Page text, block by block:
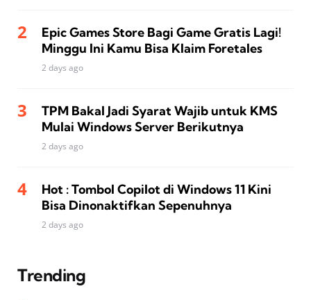
Epic Games Store Bagi Game Gratis Lagi!
Minggu Ini Kamu Bisa Klaim Foretales
2 days ago
TPM Bakal Jadi Syarat Wajib untuk KMS
Mulai Windows Server Berikutnya
2 days ago
Hot : Tombol Copilot di Windows 11 Kini
Bisa Dinonaktifkan Sepenuhnya
2 days ago
Trending